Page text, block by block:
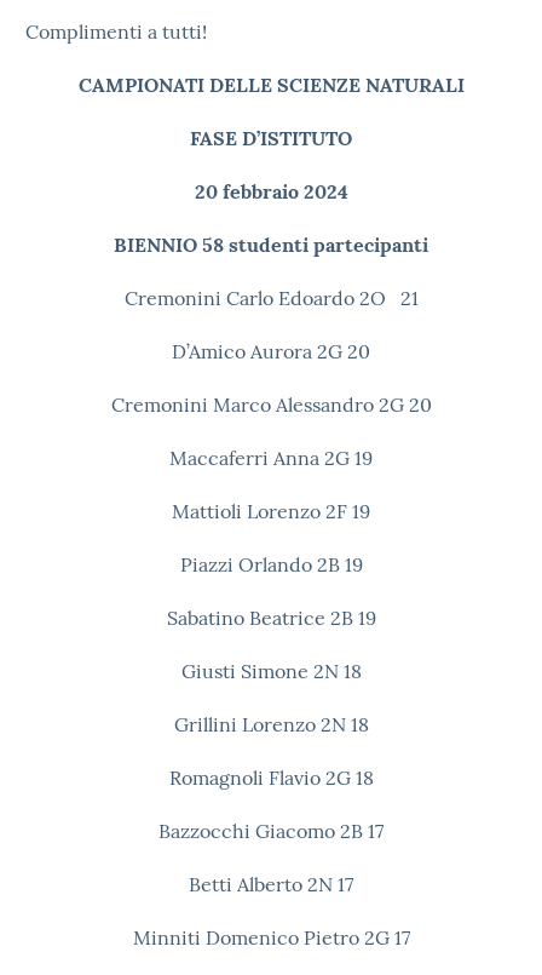
Complimenti a tutti!
CAMPIONATI DELLE SCIENZE NATURALI
FASE D’ISTITUTO
20 febbraio 2024
BIENNIO 58 studenti partecipanti
Cremonini Carlo Edoardo 2O 21
D’Amico Aurora 2G 20
Cremonini Marco Alessandro 2G 20
Maccaferri Anna 2G 19
Mattioli Lorenzo 2F 19
Piazzi Orlando 2B 19
Sabatino Beatrice 2B 19
Giusti Simone 2N 18
Grillini Lorenzo 2N 18
Romagnoli Flavio 2G 18
Bazzocchi Giacomo 2B 17
Betti Alberto 2N 17
Minniti Domenico Pietro 2G 17